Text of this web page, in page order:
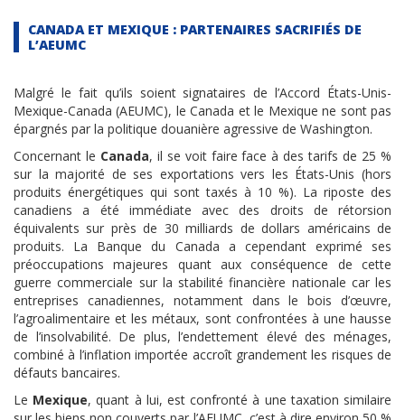
CANADA ET MEXIQUE : PARTENAIRES SACRIFIÉS DE
L’AEUMC
Malgré le fait qu’ils soient signataires de l’Accord États-Unis-
Mexique-Canada (AEUMC), le Canada et le Mexique ne sont pas
épargnés par la politique douanière agressive de Washington.
Concernant le Canada, il se voit faire face à des tarifs de 25 %
sur la majorité de ses exportations vers les États-Unis (hors
produits énergétiques qui sont taxés à 10 %). La riposte des
canadiens a été immédiate avec des droits de rétorsion
équivalents sur près de 30 milliards de dollars américains de
produits. La Banque du Canada a cependant exprimé ses
préoccupations majeures quant aux conséquence de cette
guerre commerciale sur la stabilité financière nationale car les
entreprises canadiennes, notamment dans le bois d’œuvre,
l’agroalimentaire et les métaux, sont confrontées à une hausse
de l’insolvabilité. De plus, l’endettement élevé des ménages,
combiné à l’inflation importée accroît grandement les risques de
défauts bancaires.
Le Mexique, quant à lui, est confronté à une taxation similaire